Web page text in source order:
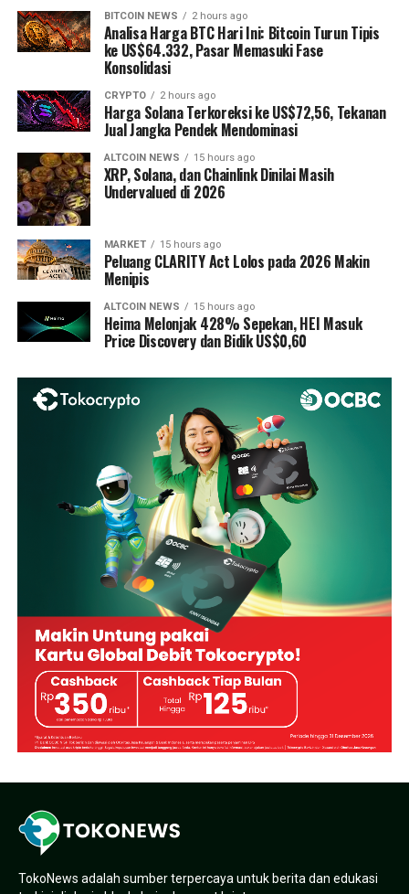
BITCOIN NEWS 2 hours ago
Analisa Harga BTC Hari Ini: Bitcoin Turun Tipis
ke US$64.332, Pasar Memasuki Fase
Konsolidasi
CRYPTO 2 hours ago
Harga Solana Terkoreksi ke US$72,56, Tekanan
Jual Jangka Pendek Mendominasi
ALTCOIN NEWS 15 hours ago
XRP, Solana, dan Chainlink Dinilai Masih
Undervalued di 2026
MARKET 15 hours ago
Peluang CLARITY Act Lolos pada 2026 Makin
Menipis
ALTCOIN NEWS 15 hours ago
Heima Melonjak 428% Sepekan, HEI Masuk
Price Discovery dan Bidik US$0,60
TokoNews adalah sumber terpercaya untuk berita dan edukasi